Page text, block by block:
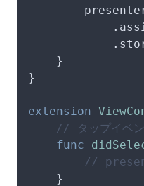
    }
}
extension
// タップイベン
func
//
    }